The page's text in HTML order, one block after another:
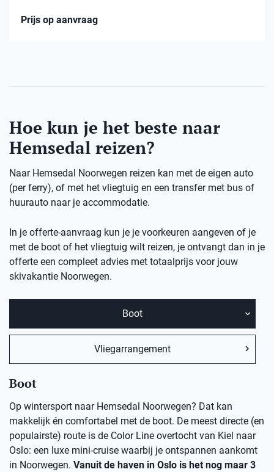
Prijs op aanvraag
Hoe kun je het beste naar
Hemsedal reizen?
Naar Hemsedal Noorwegen reizen kan met de eigen auto
(per ferry), of met het vliegtuig en een transfer met bus of
huurauto naar je accommodatie.
In je offerte-aanvraag kun je je voorkeuren aangeven of je
met de boot of het vliegtuig wilt reizen, je ontvangt dan in je
offerte een compleet advies met totaalprijs voor jouw
skivakantie Noorwegen.
Boot
Vliegarrangement
Boot
Op wintersport naar Hemsedal Noorwegen? Dat kan
makkelijk én comfortabel met de boot. De meest directe (en
populairste) route is de Color Line overtocht van Kiel naar
Oslo: een luxe mini-cruise waarbij je ontspannen aankomt
in Noorwegen. Vanuit de haven in Oslo is het nog maar 3